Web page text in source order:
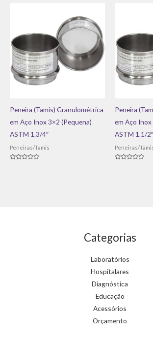
Peneira (Tamis) Granulométrica
em Aço Inox 3×2 (Pequena)
ASTM 1.3/4″
Peneiras/Tamis
Peneira
em Aço
ASTM 1.1/2″
Peneiras/
Categorias
Laboratórios
Hospitalares
Diagnóstica
Educação
Acessórios
Orçamento